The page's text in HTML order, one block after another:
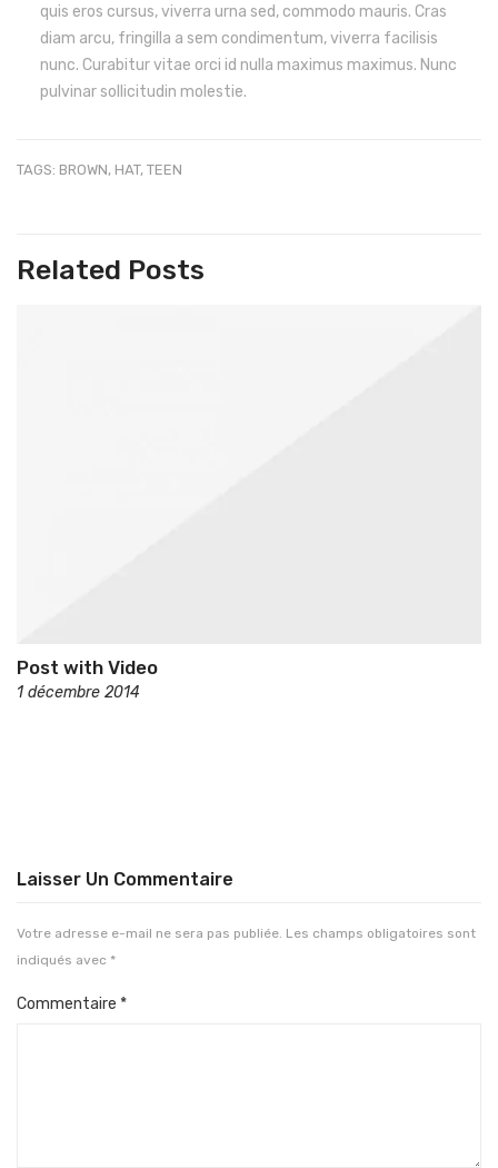
quis eros cursus, viverra urna sed, commodo mauris. Cras
diam arcu, fringilla a sem condimentum, viverra facilisis
nunc. Curabitur vitae orci id nulla maximus maximus. Nunc
pulvinar sollicitudin molestie.
TAGS: BROWN, HAT, TEEN
Related Posts
Post with Video
1 décembre 2014
Laisser Un Commentaire
Votre adresse e-mail ne sera pas publiée. Les champs obligatoires sont
indiqués avec *
Commentaire *